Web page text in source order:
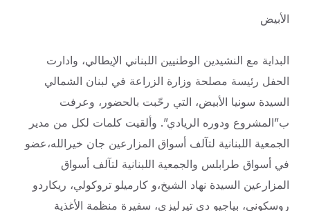
الأبيض
البداية مع النشيدين الوطنيين اللبناني الإيطالي، وادارت
الحفل رئيسة مصلحة وزارة الزراعة في لبنان الشمالي
السيدة سونيا الأبيض، التي رحّبت بالحضور، وعرفت
ب”المشروع ودوره الريادي”. وألقيت كلمات لكل من مدير
الجمعية اللبنانية لتآلف أسواق المزارعين جان خيرالله،عضو
في أسواق طرابلس والجمعية اللبنانية لتآلف أسواق
المزارعين السيدة نهاد الشيخ،و كارميلو تروكولي، ريكاردو
روسكوني، بياجيو دي تيرليزي، سفيرة منظمة الأغذية